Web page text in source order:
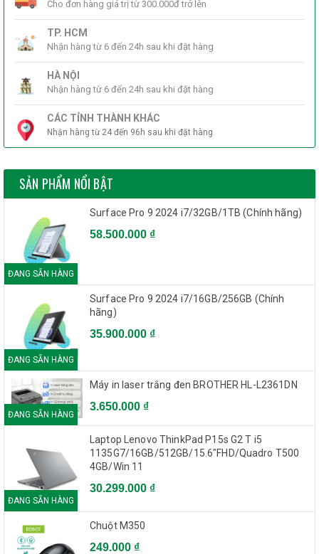
Cho đơn hàng giá trị từ 300.000đ trở lên
TP. HCM
Nhận hàng từ 6 đến 24h sau khi đặt hàng
HÀ NỘI
Nhận hàng từ 6 đến 24h sau khi đặt hàng
CÁC TỈNH THÀNH KHÁC
Nhận hàng từ 24 đến 96h sau khi đặt hàng
SẢN PHẨM NỔI BẬT
ĐANG SẴN HÀNG
Surface Pro 9 2024 i7/32GB/1TB (Chính hãng)
58.500.000 ₫
ĐANG SẴN HÀNG
Surface Pro 9 2024 i7/16GB/256GB (Chính
hãng)
35.900.000 ₫
ĐANG SẴN HÀNG
Máy in laser trắng đen BROTHER HL-L2361DN
3.650.000 ₫
ĐANG SẴN HÀNG
Laptop Lenovo ThinkPad P15s G2 T i5
1135G7/16GB/512GB/15.6"FHD/Quadro T500
4GB/Win 11
30.299.000 ₫
Chuột M350
249.000 ₫